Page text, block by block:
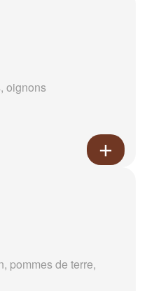
oignons
pommes de terre,